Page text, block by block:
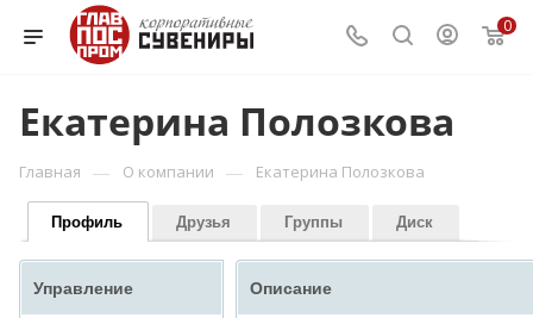
0
Екатерина Полозкова
Главная — О компании — Екатерина Полозкова
Профиль Друзья Группы Диск
Управление Описание